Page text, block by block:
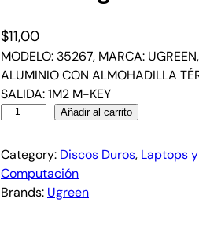
$11,00
MODELO: 35267, MARCA:
ALUMINIO CON ALMOHADILLA
SALIDA: 1M2 M-KEY
Añadir al carrito
Category: Discos Duros, Laptops y
Computación
Brands: Ugreen